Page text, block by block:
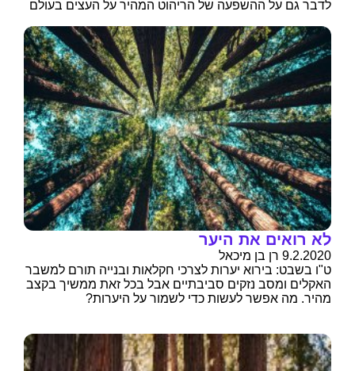
לדבר גם על ההשפעה של הריהוט המהיר על העצים בעולם
לא רואים את היער
9.2.2020 רן בן מיכאל
ט"ו בשבט: בירוא יערות לצרכי חקלאות ובנייה תורם למשבר
האקלים ומסב נזקים סביבתיים אבל בכל זאת ממשיך בקצב
מהיר. מה אפשר לעשות כדי לשמור על היערות?